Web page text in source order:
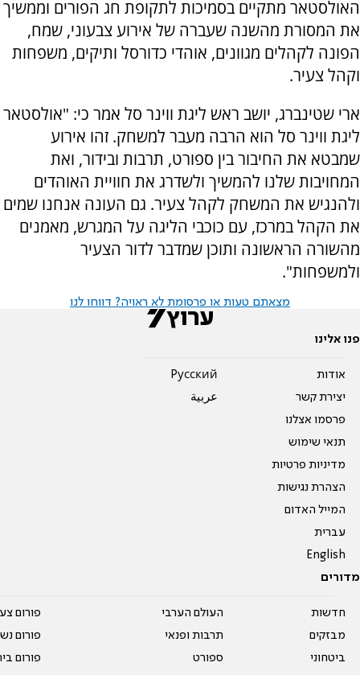
האולסטאר מתקיים בסמיכות לתקופת חג הפורים וממשיך
את המסורת מהשנה שעברה של אירוע צבעוני, שמח,
הפונה לקהלים מגוונים, אוהדי כדורסל ותיקים, משפחות
וקהל צעיר.
ארי שטינברג, יושב ראש ליגת ווינר סל אמר כי: "אולסטאר
ליגת ווינר סל הוא הרבה מעבר למשחק. זהו אירוע
שמבטא את החיבור בין ספורט, תרבות ובידור, ואת
המחויבות שלנו להמשיך ולשדרג את חוויית האוהדים
ולהנגיש את המשחק לקהל צעיר. גם העונה אנחנו שמים
את הקהל במרכז, עם כוכבי הליגה על המגרש, מאמנים
מהשורה הראשונה ותוכן שמדבר לדור הצעיר
ולמשפחות".
מצאתם טעות או פרסומת לא ראויה? דווחו לנו
פנו אלינו
אודות
יצירת קשר
פרסמו אצלנו
תנאי שימוש
מדיניות פרטיות
הצהרת נגישות
המייל האדום
עברית
English
Pусский
عربية
מדורים
חדשות
מבזקים
ביטחוני
העולם הערבי
תרבות ופנאי
ספורט
פורום
פורום
פורום